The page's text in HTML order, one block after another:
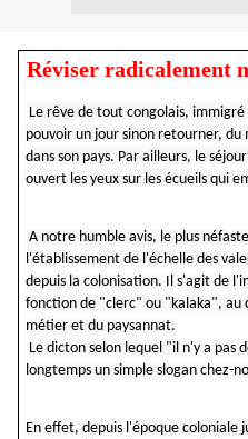
Réviser radicalement
Le rêve de tout congolais,
pouvoir un jour sinon retourner,
dans son pays. Par ailleurs, le
ouvert les yeux sur les écueils qui
A notre humble avis, le plus
l'établissement de l'échelle des
depuis la colonisation. Il
s'agit de
fonction de "clerc" ou "kalaka", au
métier et du paysannat.
Le dicton selon lequel "il n'y a pas
longtemps un simple slogan chez-
En effet, depuis l'époque coloniale